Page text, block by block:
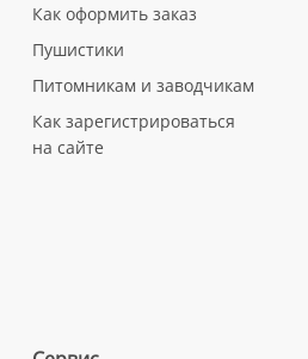
Как оформить заказ
Пушистики
Питомникам и заводчикам
Как зарегистрироваться
на сайте